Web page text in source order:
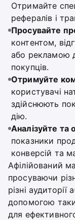
Отримайте
рефералів і
Просувайте
контентом,
або рекламою
покупців.
Отримуйте
користувачі
здійснюють
дію.
Аналізуйте та
показники
конверсій та
Афілійований
просуваючи
різні
допомогою
для